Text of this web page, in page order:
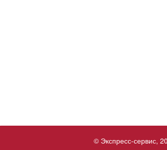
© Экспресс-сервис,